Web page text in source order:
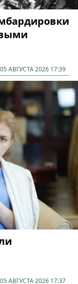
05 АВГУСТА 2026 17:39
05 АВГУСТА 2026 17:37